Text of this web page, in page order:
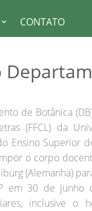
CONTATO
de Botânica
(FFCL) da
Ensino Superior
o corpo
(Alemanha)
em 30 de junho
inclusive o